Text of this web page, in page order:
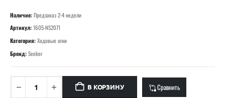
Наличие:Предзаказ 2-4 недели
Артикул:1605-NS2071
Категория:Ходовые огни
Бренд:Seeker
В КОРЗИНУ Сравнить